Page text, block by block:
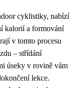
cyklistiky, nabízí
kalorií a formování
v tomto procesu
– střídání
úseky v rovině vám
lekce.